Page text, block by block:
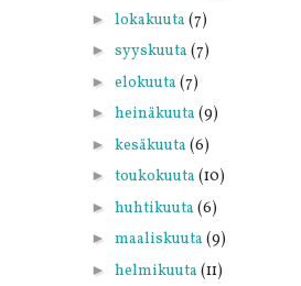
► lokakuuta (7)
► syyskuuta (7)
► elokuuta (7)
► heinäkuuta (9)
► kesäkuuta (6)
► toukokuuta (10)
► huhtikuuta (6)
► maaliskuuta (9)
► helmikuuta (11)